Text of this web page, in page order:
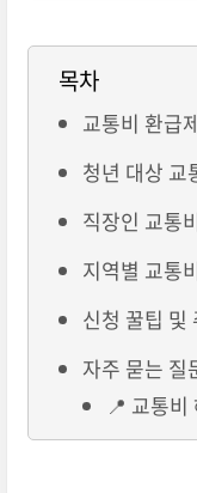
목차
교통비 환급
청년 대상 교
직장인 교통
지역별 교통
신청 꿀팁 및
자주 묻는 질
📍 교통비